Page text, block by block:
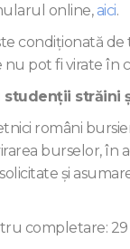
online, aici.
condiţionată
nu pot fi virate în
străini
români
burselor, în
şi
completare: 29